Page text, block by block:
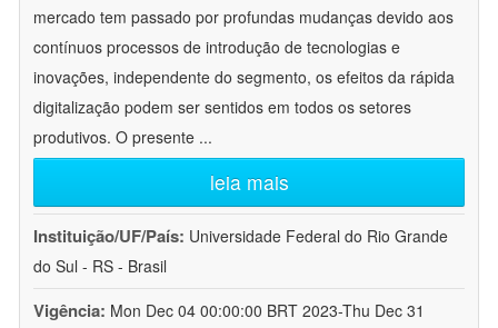
mercado tem passado por profundas mudanças devido aos
contínuos processos de introdução de tecnologias e
inovações, independente do segmento, os efeitos da rápida
digitalização podem ser sentidos em todos os setores
produtivos. O presente ...
leia mais
Instituição/UF/País: Universidade Federal do Rio Grande
do Sul - RS - Brasil
Vigência: Mon Dec 04 00:00:00 BRT 2023-Thu Dec 31